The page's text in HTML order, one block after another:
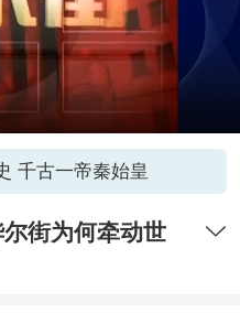
千古一帝秦始皇
尔街为何牵动世